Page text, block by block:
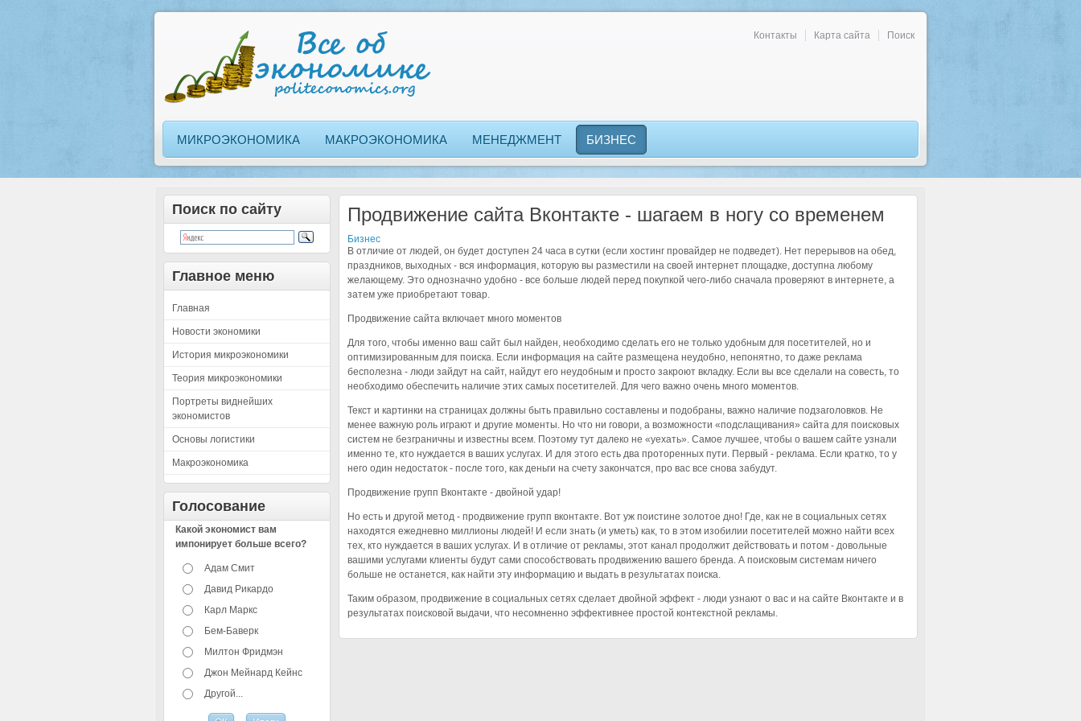
Контакты Карта сайта Поиск
МИКРОЭКОНОМИКА МАКРОЭКОНОМИКА МЕНЕДЖМЕНТ БИЗНЕС
Поиск по сайту
Главное меню
Главная
Новости экономики
История микроэкономики
Теория микроэкономики
Портреты виднейших
экономистов
Основы логистики
Макроэкономика
Голосование
Какой экономист вам
импонирует больше всего?
Адам Смит
Давид Рикардо
Карл Маркс
Бем-Баверк
Милтон Фридмэн
Джон Мейнард Кейнс
Другой...
Продвижение сайта Вконтакте - шагаем в ногу со временем
Бизнес
В отличие от людей, он будет доступен 24 часа в сутки (если хостинг провайдер не подведет). Нет перерывов на обед,
праздников, выходных - вся информация, которую вы разместили на своей интернет площадке, доступна любому
желающему. Это однозначно удобно - все больше людей перед покупкой чего-либо сначала проверяют в интернете, а
затем уже приобретают товар.
Продвижение сайта включает много моментов
Для того, чтобы именно ваш сайт был найден, необходимо сделать его не только удобным для посетителей, но и
оптимизированным для поиска. Если информация на сайте размещена неудобно, непонятно, то даже реклама
бесполезна - люди зайдут на сайт, найдут его неудобным и просто закроют вкладку. Если вы все сделали на совесть, то
необходимо обеспечить наличие этих самых посетителей. Для чего важно очень много моментов.
Текст и картинки на страницах должны быть правильно составлены и подобраны, важно наличие подзаголовков. Не
менее важную роль играют и другие моменты. Но что ни говори, а возможности «подслащивания» сайта для поисковых
систем не безграничны и известны всем. Поэтому тут далеко не «уехать». Самое лучшее, чтобы о вашем сайте узнали
именно те, кто нуждается в ваших услугах. И для этого есть два проторенных пути. Первый - реклама. Если кратко, то у
него один недостаток - после того, как деньги на счету закончатся, про вас все снова забудут.
Продвижение групп Вконтакте - двойной удар!
Но есть и другой метод - продвижение групп вконтакте. Вот уж поистине золотое дно! Где, как не в социальных сетях
находятся ежедневно миллионы людей! И если знать (и уметь) как, то в этом изобилии посетителей можно найти всех
тех, кто нуждается в ваших услугах. И в отличие от рекламы, этот канал продолжит действовать и потом - довольные
вашими услугами клиенты будут сами способствовать продвижению вашего бренда. А поисковым системам ничего
больше не останется, как найти эту информацию и выдать в результатах поиска.
Таким образом, продвижение в социальных сетях сделает двойной эффект - люди узнают о вас и на сайте Вконтакте и в
результатах поисковой выдачи, что несомненно эффективнее простой контекстной рекламы.